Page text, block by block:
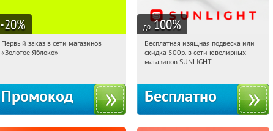
-20%
18:22:37
Получи первым!
Первый заказ в сети магазинов
«Золотое Яблоко»
Промокод
до 100%
18:22:37 Получили:
Россия
Бесплатная изящная подвеска или
скидка 500р. в сети ювелирных
магазинов SUNLIGHT
Бесплатно